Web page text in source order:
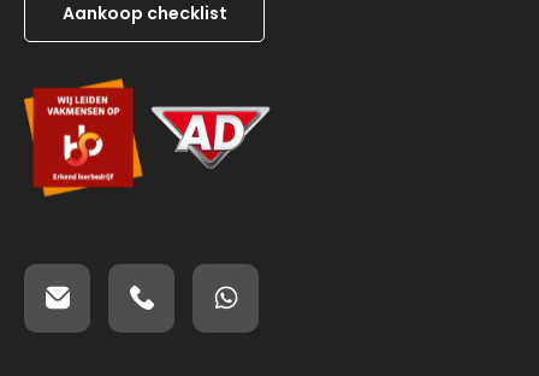
Aankoop checklist